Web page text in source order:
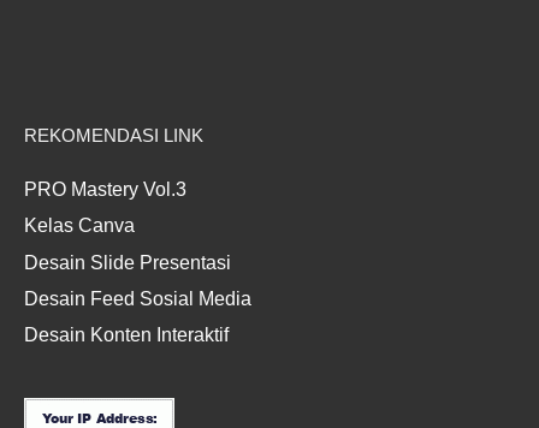
REKOMENDASI LINK
PRO Mastery Vol.3
Kelas Canva
Desain Slide Presentasi
Desain Feed Sosial Media
Desain Konten Interaktif